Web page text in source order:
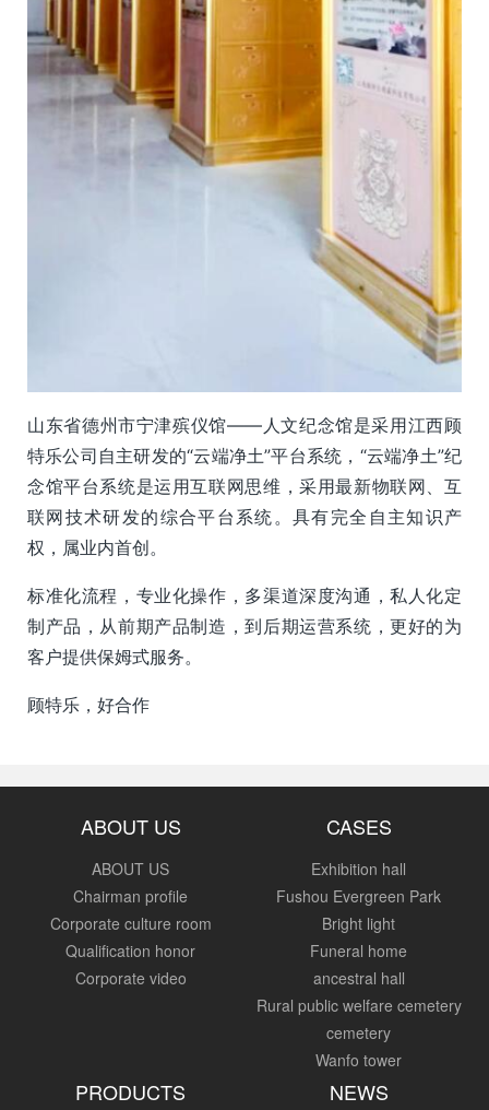
山东省德州市宁津殡仪馆——人文纪念馆是采用江西顾
特乐公司自主研发的“云端净土”平台系统，“云端净土”纪
念馆平台系统是运用互联网思维，采用最新物联网、互
联网技术研发的综合平台系统。具有完全自主知识产
权，属业内首创。
标准化流程，专业化操作，多渠道深度沟通，私人化定
制产品，从前期产品制造，到后期运营系统，更好的为
客户提供保姆式服务。
顾特乐，好合作
ABOUT US
ABOUT US
Chairman profile
Corporate culture room
Qualification honor
Corporate video
CASES
Exhibition hall
Fushou Evergreen Park
Bright light
Funeral home
ancestral hall
Rural public welfare cemetery
cemetery
Wanfo tower
PRODUCTS NEWS